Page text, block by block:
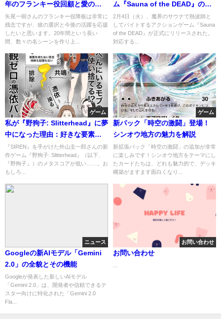
年のフランキー役回顧と愛のメ
ッセージ
矢尾一樹さんのフランキー役降板は非常に
残念ですが、彼の選択と今後の活躍を応援
したいと思います。20年間という長い
間、数々の名シーンを作り上...
ム『Sauna of the DEAD』の新
要素を徹底解説
2月4日（火）、魔界のサウナで熱波師と
してバイトするアクションゲーム『Sauna
of the DEAD』が正式にリリースされた。
対応する...
ゲーム
私が『野狗子: Slitterhead』に夢
中になった理由：好きな要素の
探求
『SIREN』を手がけた外山圭一郎さんの新
作ゲーム『野狗子: Slitterhead』（以下、
『野狗子』）のメタスコアが低い……。お
もしろ...
ゲーム
新パック「時空の激闘」登場！
シンオウ地方の魅力を解説
新拡張パック「時空の激闘」の追加が非常
に楽しみです！シンオウ地方をテーマにし
たカードたちは、どれも魅力的で、デッキ
構築がますます面白くなり...
ニュース
Googleの新AIモデル「Gemini
2.0」の全貌とその機能
Googleが発表した新しいAIモデル
「Gemini 2.0」は、開発者や信頼できるテ
スター向けに特化された「Gemini 2.0
Fla...
お問い合わせ
お問い合わせ